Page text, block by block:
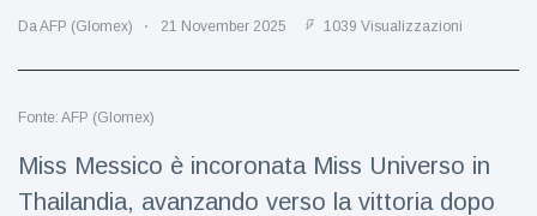
Ultime notizie
Da AFP (Glomex) 21 November 2025 1039 Visualizzazioni
Fonte: AFP (Glomex)
Miss Messico è incoronata Miss Universo in
Thailandia, avanzando verso la vittoria dopo